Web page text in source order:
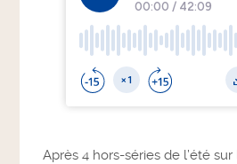
Après 4 hors-séries de l’été